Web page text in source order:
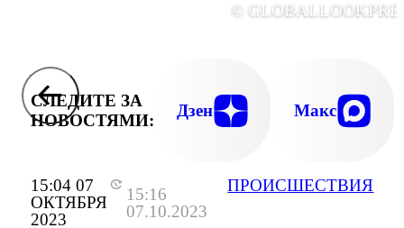
15:04 07
ОКТЯБРЯ
2023
15:16
07.10.2023
ПРОИСШЕСТВИЯ
©
СЛЕДИТЕ ЗА
НОВОСТЯМИ:
Дзен Макс